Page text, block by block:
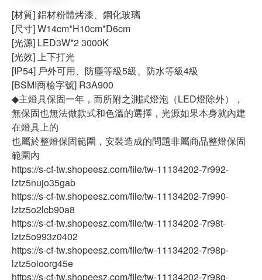
[材質] 鋁材粉體烤漆、鋼化玻璃
[尺寸] W14cm*H10cm*D6cm
[光源] LED3W*2 3000K
[光效] 上下打光
[IP54] 戶外可用、防塵等級5級、防水等級4級
[BSMI商檢字號] R3A900
◆主燈具保固一年，而所附之測試燈泡（LED燈除外），
無保固也無法做款式和色溫的選擇，光源如果本身就內建
在燈具上的
也屬於整燈保固範圍，安裝造成的問題非屬商品整燈保固
範圍內
https://s-cf-tw.shopeesz.com/file/tw-11134202-7r992-
lztz5nujo35gab
https://s-cf-tw.shopeesz.com/file/tw-11134202-7r990-
lztz5o2lcb90a8
https://s-cf-tw.shopeesz.com/file/tw-11134202-7r98t-
lztz5o993z0402
https://s-cf-tw.shopeesz.com/file/tw-11134202-7r98p-
lztz5oioorg45e
https://s-cf-tw.shopeesz.com/file/tw-11134202-7r98q-